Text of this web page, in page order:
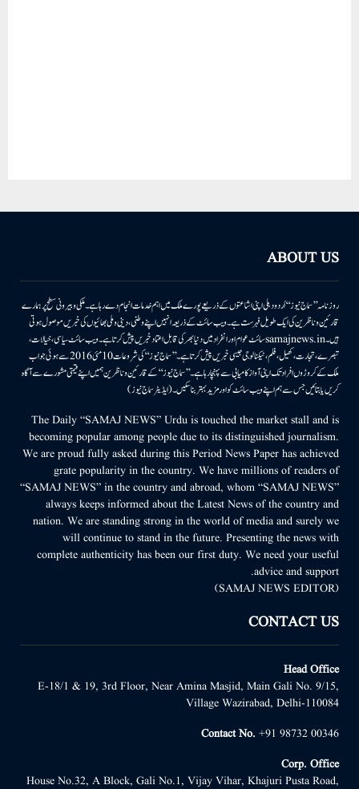
ABOUT US
روزنامہ ’’سماج نیوز‘‘ اُردو دہلی اپنی اشاعتوں کے ذریعے پورے ملک میں اہم خدمات انجام دے رہا ہے۔ ملکی وبیرونی سطح پر ہمارے
قارئین وناظرین کی ایک طویل فہرست ہے۔ ویب سائٹ کے ذریعہ انہیں اپنے وطنی، دینی وملی بھائیوں کی خبریں موصول ہوتی
ہیں۔samajnews.inسائٹ عوام اور انفراد میں دنیا بھر کی قابل اعتماد خبریں پیش کرتا ہے۔ ویب سائٹ سیاسی، خیالات،
تبصرے، تجارت، کھیل، فلم، ٹیکنالوجی جیسی خبریں پیش کرتا ہے۔ ’’سماج نیوز‘‘ کی شروعات 10مئی 2016 سے ہوئی جو اب
ملک کے کروڑوں افراد تک اپنی آواز کامیابی سے پہنچا رہا ہے۔ ’’سماج نیوز‘‘ کے قارئین وناظرین ہمیں اپنے قیمتی مشورے سے آگاہ
کریں یا بتائیں جس سے ہم اپنے ویب سائٹ کو اور مزید بہتر بناسکیں۔ (ایڈیٹر سماج نیوز)
The Daily “SAMAJ NEWS” Urdu is touched the market stall and is
becoming popular among people due to its distinguished journalism.
We are proud fully asked during this Period News Paper has achieved
grate popularity in the country. We have millions of readers of
“SAMAJ NEWS” in the country and abroad, whom “SAMAJ NEWS”
always keeps informed about the Latest News of the country and
nation. We are standing strong in the world of media and surely we
will continue to stand in the future. Presenting the news with
complete authenticity has been our first duty. We need your useful
advice and support.
(SAMAJ NEWS EDITOR)
CONTACT US
Head Office
E-18/1 & 19, 3rd Floor, Near Amina Masjid, Main Gali No. 9/15,
Village Wazirabad, Delhi-110084
Contact No. +91 98732 00346
Corp. Office
House No.32, A Block, Gali No.1, Vijay Vihar, Khajuri Pusta Road,